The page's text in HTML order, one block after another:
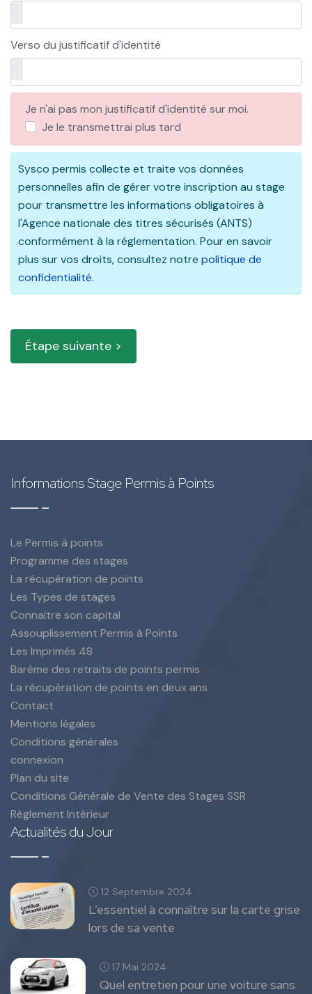
Verso du justificatif d'identité
Je n'ai pas mon justificatif d'identité sur moi.
Je le transmettrai plus tard
Sysco permis collecte et traite vos données
personnelles afin de gérer votre inscription au stage
pour transmettre les informations obligatoires à
l'Agence nationale des titres sécurisés (ANTS)
conformément à la réglementation. Pour en savoir
plus sur vos droits, consultez notre politique de
confidentialité.
Étape suivante >
Informations Stage Permis à Points
Le Permis à points
Programme des stages
La récupération de points
Les Types de stages
Connaitre son capital
Assouplissement Permis à Points
Les Imprimés 48
Barème des retraits de points permis
La récupération de points en deux ans
Contact
Mentions légales
Conditions générales
connexion
Plan du site
Conditions Générale de Vente des Stages SSR
Règlement Intérieur
Actualités du Jour
12 Septembre 2024
L’essentiel à connaître sur la carte grise
lors de sa vente
17 Mai 2024
Quel entretien pour une voiture sans